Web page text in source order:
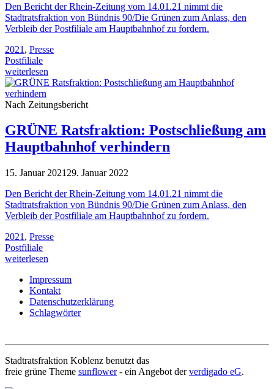
Den Bericht der Rhein-Zeitung vom 14.01.21 nimmt die
Stadtratsfraktion von Bündnis 90/Die Grünen zum Anlass, den
Verbleib der Postfiliale am Hauptbahnhof zu fordern.
2021 , Presse
Postfiliale
weiterlesen
Nach Zeitungsbericht
GRÜNE Ratsfraktion: Postschließung am
Hauptbahnhof verhindern
15. Januar 2021 29. Januar 2022
Den Bericht der Rhein-Zeitung vom 14.01.21 nimmt die
Stadtratsfraktion von Bündnis 90/Die Grünen zum Anlass, den
Verbleib der Postfiliale am Hauptbahnhof zu fordern.
2021 , Presse
Postfiliale
weiterlesen
Impressum
Kontakt
Datenschutzerklärung
Schlagwörter
Stadtratsfraktion Koblenz benutzt das
freie grüne Theme sunflower‐ ein Angebot derverdigado eG.